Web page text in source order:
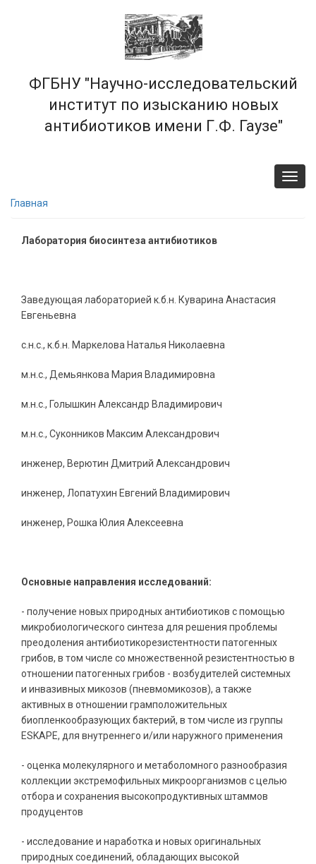
ФГБНУ "Научно-исследовательский
институт по изысканию новых
антибиотиков имени Г.Ф. Гаузе"
Главная
Лаборатория биосинтеза антибиотиков
Заведующая лабораторией к.б.н. Куварина Анастасия
Евгеньевна
с.н.с., к.б.н. Маркелова Наталья Николаевна
м.н.с., Демьянкова Мария Владимировна
м.н.с., Голышкин Александр Владимирович
м.н.с., Суконников Максим Александрович
инженер, Верютин Дмитрий Александрович
инженер, Лопатухин Евгений Владимирович
инженер, Рошка Юлия Алексеевна
Основные направления исследований:
- получение новых природных антибиотиков с помощью
микробиологического синтеза для решения проблемы
преодоления антибиотикорезистентности патогенных
грибов, в том числе со множественной резистентностью в
отношении патогенных грибов - возбудителей системных
и инвазивных микозов (пневмомикозов), а также
активных в отношении грамположительных
биопленкообразующих бактерий, в том числе из группы
ESKAPE, для внутреннего и/или наружного применения
- оценка молекулярного и метаболомного разнообразия
коллекции экстремофильных микроорганизмов с целью
отбора и сохранения высокопродуктивных штаммов
продуцентов
- исследование и наработка и новых оригинальных
природных соединений, обладающих высокой